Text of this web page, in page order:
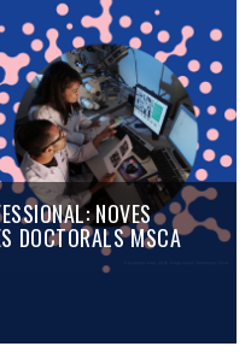
NOVES
DOCTORALS MSCA